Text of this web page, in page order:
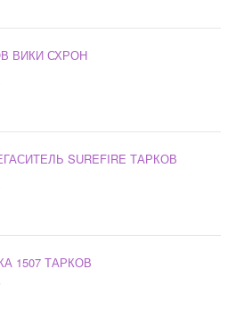
ВИКИ СХРОН
SUREFIRE ТАРКОВ
1507 ТАРКОВ